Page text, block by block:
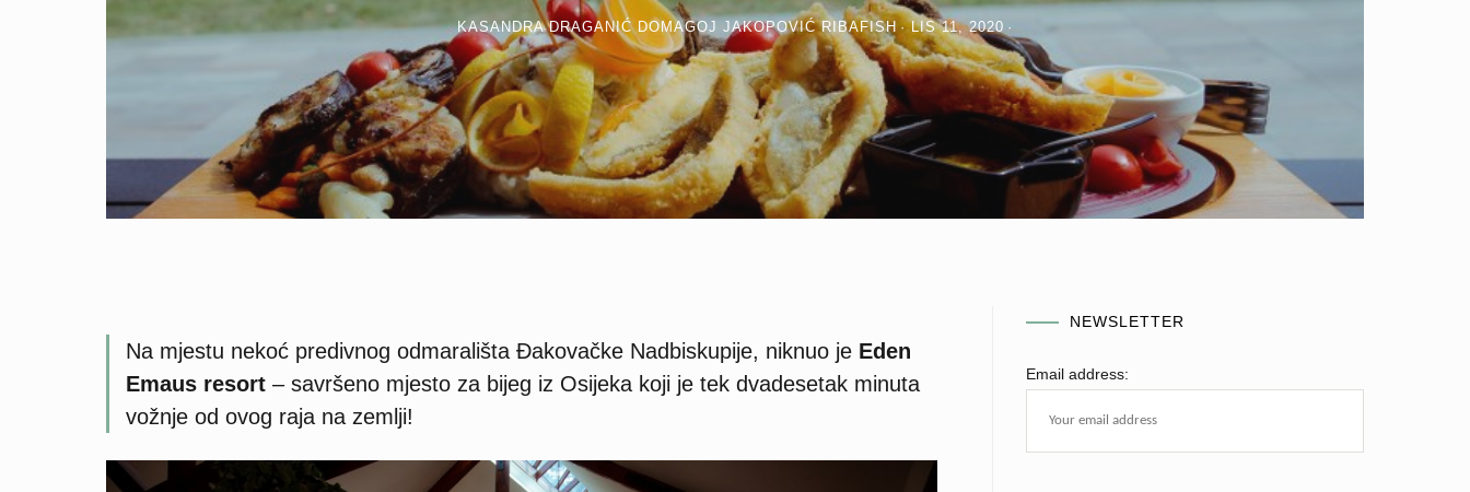
KASANDRA DRAGANIĆ DOMAGOJ JAKOPOVIĆ RIBAFISH LIS 11, 2020
Na mjestu nekoć predivnog odmarališta Đakovačke Nadbiskupije, niknuo je Eden
Emaus resort – savršeno mjesto za bijeg iz Osijeka koji je tek dvadesetak minuta
vožnje od ovog raja na zemlji!
NEWSLETTER
Email address: